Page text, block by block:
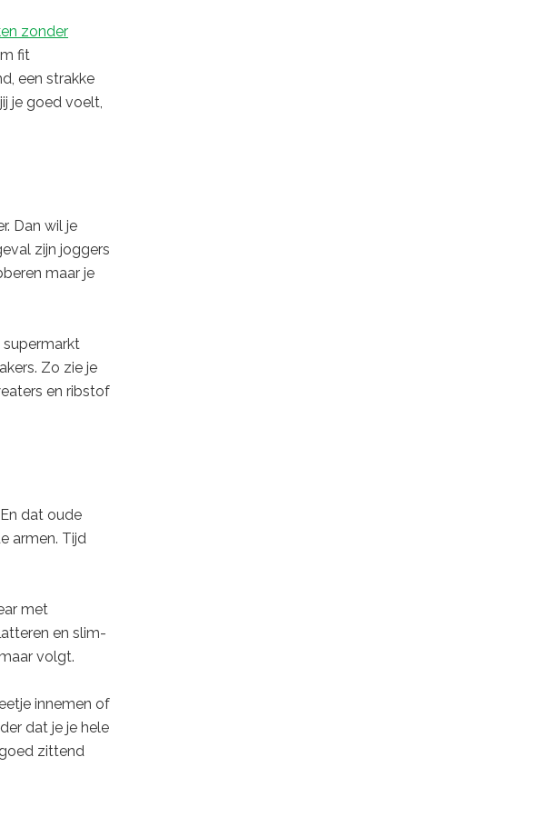
zonder
fit
een strakke
je goed voelt,
Dan wil je
zijn joggers
maar je
supermarkt
Zo zie je
en ribstof
dat oude
armen. Tijd
met
en slim-
volgt.
innemen of
dat je je hele
zittend